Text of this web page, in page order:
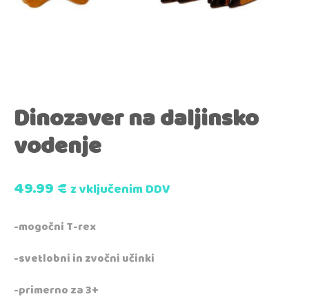
Dinozaver na daljinsko
vodenje
49.99€z vključenim DDV
-mogočni T-rex
-svetlobni in zvočni učinki
-primerno za 3+